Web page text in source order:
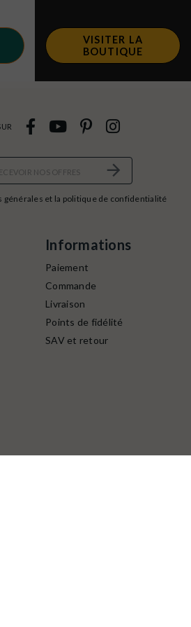
VISITER LA
BOUTIQUE
générales et la politique de confidentialité
Informations
Paiement
Commande
Livraison
Points de fidélité
SAV et retour